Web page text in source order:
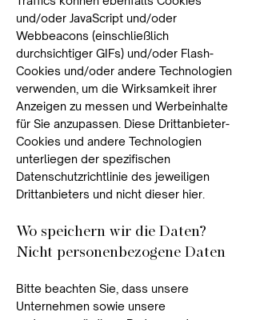
und/oder JavaScript und/oder
Webbeacons (einschließlich
durchsichtiger GIFs) und/oder Flash-
Cookies und/oder andere Technologien
verwenden, um die Wirksamkeit ihrer
Anzeigen zu messen und Werbeinhalte
für Sie anzupassen. Diese Drittanbieter-
Cookies und andere Technologien
unterliegen der spezifischen
Datenschutzrichtlinie des jeweiligen
Drittanbieters und nicht dieser hier.
Wo speichern wir die Daten?
Nicht personenbezogene Daten
Bitte beachten Sie, dass unsere
Unternehmen sowie unsere